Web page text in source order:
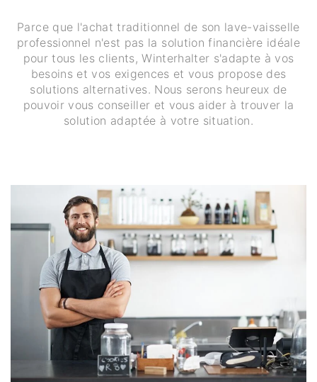
Parce que l'achat traditionnel de son lave-vaisselle
professionnel n'est pas la solution financière idéale
pour tous les clients, Winterhalter s'adapte à vos
besoins et vos exigences et vous propose des
solutions alternatives. Nous serons heureux de
pouvoir vous conseiller et vous aider à trouver la
solution adaptée à votre situation.